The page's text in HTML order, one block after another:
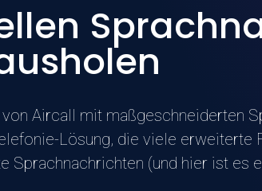
Aircall mit maßgeschneiderten
Lösung, die viele erweiterte
Sprachnachrichten (und hier ist es